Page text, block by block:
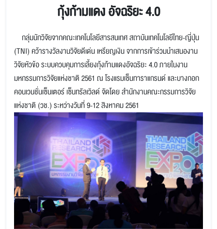
กุ้งก้ามแดง อัจฉริยะ 4.0
กลุ่มนักวิจัยจากคณะเทคโนโลยีสารสนเทศ สถาบันเทคโนโลยีไทย-ญี่ปุ่น
(TNI) คว้ารางวัลงานวิจัยดีเด่น เหรียญเงิน จากการเข้าร่วมนำเสนองาน
วิจัยหัวข้อ ระบบควบคุมการเลี้ยงกุ้งก้ามแดงอัจฉริยะ 4.0 ภายในงาน
มหกรรมการวิจัยแห่งชาติ 2561 ณ โรงแรมเซ็นทาราแกรนด์ และบางกอก
คอนเวนชั่นเซ็นเตอร์ เซ็นทรัลเวิลด์ จัดโดย สำนักงานคณะกรรมการวิจัย
แห่งชาติ (วช.) ระหว่างวันที่ 9-12 สิงหาคม 2561